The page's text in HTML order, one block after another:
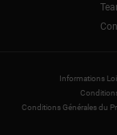
Informations
Conditions Générales du